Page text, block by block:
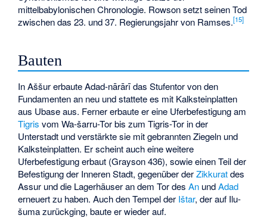
mittelbabylonischen Chronologie. Rowson setzt seinen Tod
zwischen das 23. und 37. Regierungsjahr von Ramses.[15]
Bauten
InAššurerbaute Adad-nārārī dasStufentorvon den
Fundamenten an neu und stattete es mit Kalksteinplatten
aus Ubaseaus. Ferner erbaute er eine Uferbefestigung am
Tigris vom Wa-šarru-Tor bis zum Tigris-Tor in der
Unterstadt und verstärkte sie mit gebrannten Ziegeln und
Kalksteinplatten. Er scheint auch eine weitere
Uferbefestigung erbaut (Grayson 436), sowie einen Teil der
Befestigung der Inneren Stadt, gegenüber derZikkuratdes
Assur und die Lagerhäuser an dem Tor desAn undAdad
erneuert zu haben. Auch den Tempel der Ištar, der auf Ilu-
šumazurückging, baute er wieder auf.